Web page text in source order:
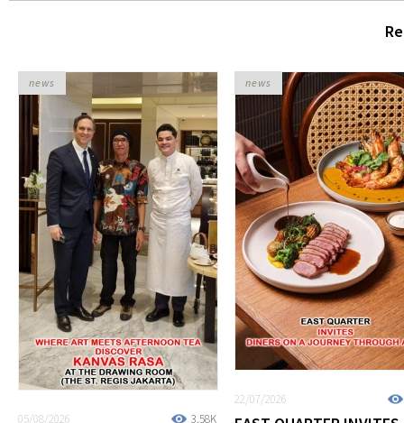
3.58K
05/08/2026
news
22/07/2026
news